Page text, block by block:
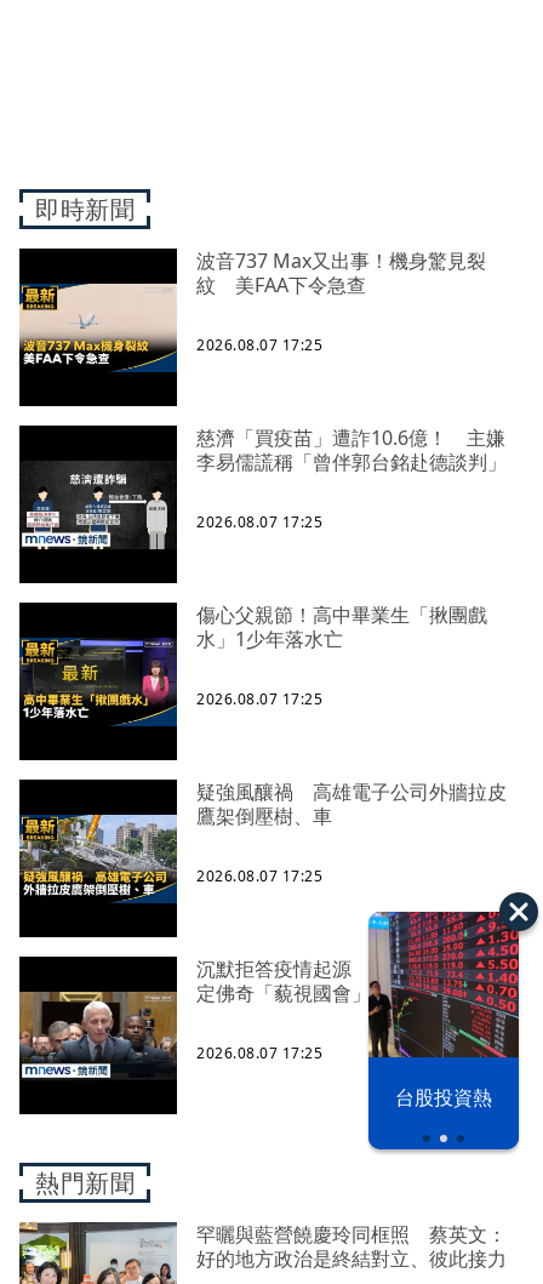
台股投資熱
即時新聞
波音737 Max又出事！機身驚見裂
紋 美FAA下令急查
2026.08.07 17:25
慈濟「買疫苗」遭詐10.6億！ 主嫌
李易儒謊稱「曾伴郭台銘赴德談判」
2026.08.07 17:25
傷心父親節！高中畢業生「揪團戲
水」1少年落水亡
2026.08.07 17:25
疑強風釀禍 高雄電子公司外牆拉皮
鷹架倒壓樹、車
2026.08.07 17:25
沉默拒答疫情起源 美參院委員會認
定佛奇「藐視國會」
2026.08.07 17:25
熱門新聞
罕曬與藍營饒慶玲同框照 蔡英文：
好的地方政治是終結對立、彼此接力